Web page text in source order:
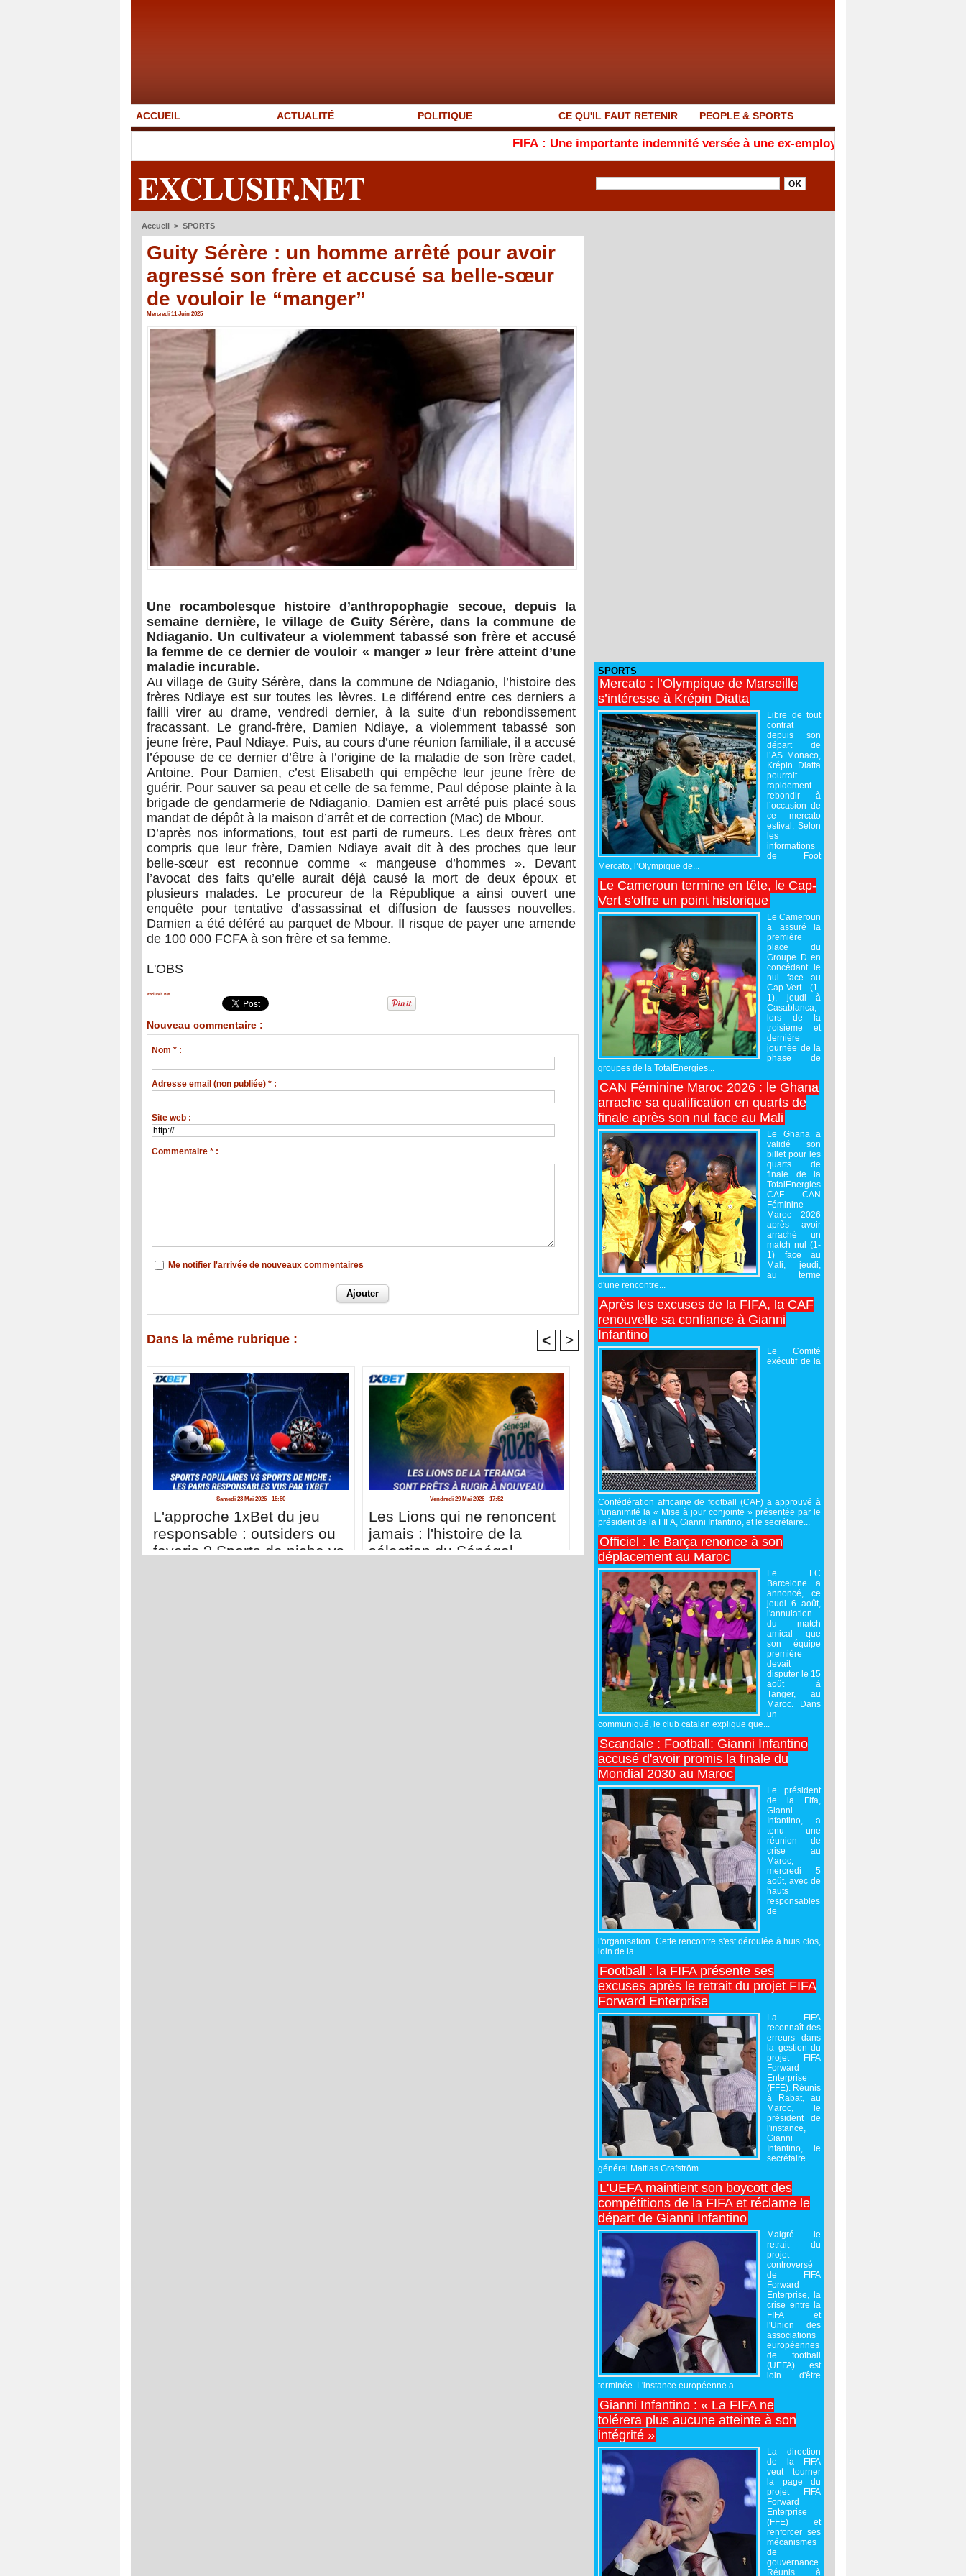
ACCUEIL ACTUALITÉ POLITIQUE CE QU'IL FAUT RETENIR PEOPLE & SPORTS
FIFA : Une importante indemnité versée à une ex-employée de l’UEFA après une relation
EXCLUSIF.NET
Accueil > SPORTS
Guity Sérère : un homme arrêté pour avoir
agressé son frère et accusé sa belle-sœur
de vouloir le “manger”
Mercredi 11 Juin 2025
Une rocambolesque histoire d’anthropophagie secoue, depuis la
semaine dernière, le village de Guity Sérère, dans la commune de
Ndiaganio. Un cultivateur a violemment tabassé son frère et accusé
la femme de ce dernier de vouloir « manger » leur frère atteint d’une
maladie incurable.
Au village de Guity Sérère, dans la commune de Ndiaganio, l’histoire des
frères Ndiaye est sur toutes les lèvres. Le différend entre ces derniers a
failli virer au drame, vendredi dernier, à la suite d’un rebondissement
fracassant. Le grand-frère, Damien Ndiaye, a violemment tabassé son
jeune frère, Paul Ndiaye. Puis, au cours d’une réunion familiale, il a accusé
l’épouse de ce dernier d’être à l’origine de la maladie de son frère cadet,
Antoine. Pour Damien, c’est Elisabeth qui empêche leur jeune frère de
guérir. Pour sauver sa peau et celle de sa femme, Paul dépose plainte à la
brigade de gendarmerie de Ndiaganio. Damien est arrêté puis placé sous
mandat de dépôt à la maison d’arrêt et de correction (Mac) de Mbour.
D’après nos informations, tout est parti de rumeurs. Les deux frères ont
compris que leur frère, Damien Ndiaye avait dit à des proches que leur
belle-sœur est reconnue comme « mangeuse d’hommes ». Devant
l’avocat des faits qu’elle aurait déjà causé la mort de deux époux et
plusieurs malades. Le procureur de la République a ainsi ouvert une
enquête pour tentative d’assassinat et diffusion de fausses nouvelles.
Damien a été déféré au parquet de Mbour. Il risque de payer une amende
de 100 000 FCFA à son frère et sa femme.
L'OBS
exclusif net
Nouveau commentaire :
Nom * :
Adresse email (non publiée) * :
Site web :
Commentaire * :
Me notifier l'arrivée de nouveaux commentaires
Dans la même rubrique : < >
Samedi 23 Mai 2026 - 15:50
L'approche 1xBet du jeu
responsable : outsiders ou
favoris ? Sports de niche vs
Vendredi 29 Mai 2026 - 17:52
Les Lions qui ne renoncent
jamais : l'histoire de la
sélection du Sénégal
SPORTS
Mercato : l’Olympique de Marseille
s’intéresse à Krépin Diatta
Libre de tout
contrat
depuis son
départ de
l’AS Monaco,
Krépin Diatta
pourrait
rapidement
rebondir à
l’occasion de
ce mercato
estival. Selon
les
informations
de Foot
Mercato, l’Olympique de...
Le Cameroun termine en tête, le Cap-
Vert s'offre un point historique
Le Cameroun
a assuré la
première
place du
Groupe D en
concédant le
nul face au
Cap-Vert (1-
1), jeudi à
Casablanca,
lors de la
troisième et
dernière
journée de la
phase de
groupes de la TotalEnergies...
CAN Féminine Maroc 2026 : le Ghana
arrache sa qualification en quarts de
finale après son nul face au Mali
Le Ghana a
validé son
billet pour les
quarts de
finale de la
TotalEnergies
CAF CAN
Féminine
Maroc 2026
après avoir
arraché un
match nul (1-
1) face au
Mali, jeudi,
au terme
d'une rencontre...
Après les excuses de la FIFA, la CAF
renouvelle sa confiance à Gianni
Infantino
Le Comité
exécutif de la
Confédération africaine de football (CAF) a approuvé à
l'unanimité la « Mise à jour conjointe » présentée par le
président de la FIFA, Gianni Infantino, et le secrétaire...
Officiel : le Barça renonce à son
déplacement au Maroc
Le FC
Barcelone a
annoncé, ce
jeudi 6 août,
l'annulation
du match
amical que
son équipe
première
devait
disputer le 15
août à
Tanger, au
Maroc. Dans
un
communiqué, le club catalan explique que...
Scandale : Football: Gianni Infantino
accusé d'avoir promis la finale du
Mondial 2030 au Maroc
Le président
de la Fifa,
Gianni
Infantino, a
tenu une
réunion de
crise au
Maroc,
mercredi 5
août, avec de
hauts
responsables
de
l'organisation. Cette rencontre s'est déroulée à huis clos,
loin de la...
Football : la FIFA présente ses
excuses après le retrait du projet FIFA
Forward Enterprise
La FIFA
reconnaît des
erreurs dans
la gestion du
projet FIFA
Forward
Enterprise
(FFE). Réunis
à Rabat, au
Maroc, le
président de
l'instance,
Gianni
Infantino, le
secrétaire
général Mattias Grafström...
L'UEFA maintient son boycott des
compétitions de la FIFA et réclame le
départ de Gianni Infantino
Malgré le
retrait du
projet
controversé
de FIFA
Forward
Enterprise, la
crise entre la
FIFA et
l'Union des
associations
européennes
de football
(UEFA) est
loin d'être
terminée. L'instance européenne a...
Gianni Infantino : « La FIFA ne
tolérera plus aucune atteinte à son
intégrité »
La direction
de la FIFA
veut tourner
la page du
projet FIFA
Forward
Enterprise
(FFE) et
renforcer ses
mécanismes
de
gouvernance.
Réunis à